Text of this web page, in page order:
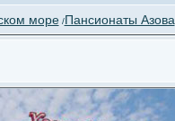
море/Пансионаты Азова